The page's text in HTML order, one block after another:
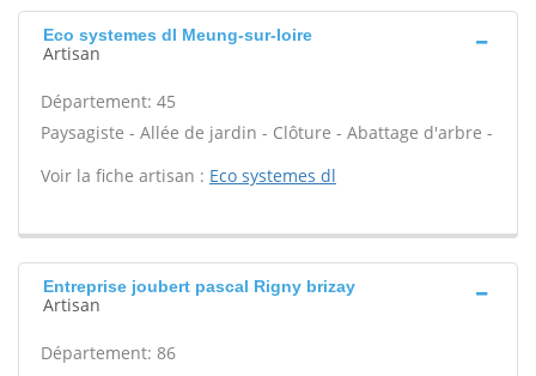
Eco systemes dl Meung-sur-loire
Artisan
Département: 45
Paysagiste - Allée de jardin - Clôture - Abattage d'arbre -
Voir la fiche artisan : Eco systemes dl
Entreprise joubert pascal Rigny brizay
Artisan
Département: 86